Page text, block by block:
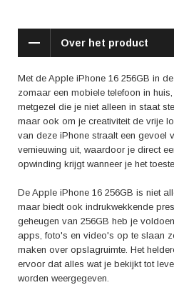
waardoor je de hele dag door kunt
Kortom, de Apple iPhone 16 256GB
smartphone, maar een stijlvolle en
plezier als functionaliteit biedt. Met dit
product in huis waarmee je
uitvoeren terwijl je geniet van een
Over het product
Met de Apple iPhone 16 256GB in
zomaar een mobiele telefoon in
metgezel die je niet alleen in staat
maar ook om je creativiteit de vrije
van deze iPhone straalt een gevoel
vernieuwing uit, waardoor je direct
opwinding krijgt wanneer je het
De Apple iPhone 16 256GB is niet
maar biedt ook indrukwekkende
geheugen van 256GB heb je
apps, foto's en video's op te slaan
maken over opslagruimte. Het
ervoor dat alles wat je bekijkt tot
worden weergegeven.